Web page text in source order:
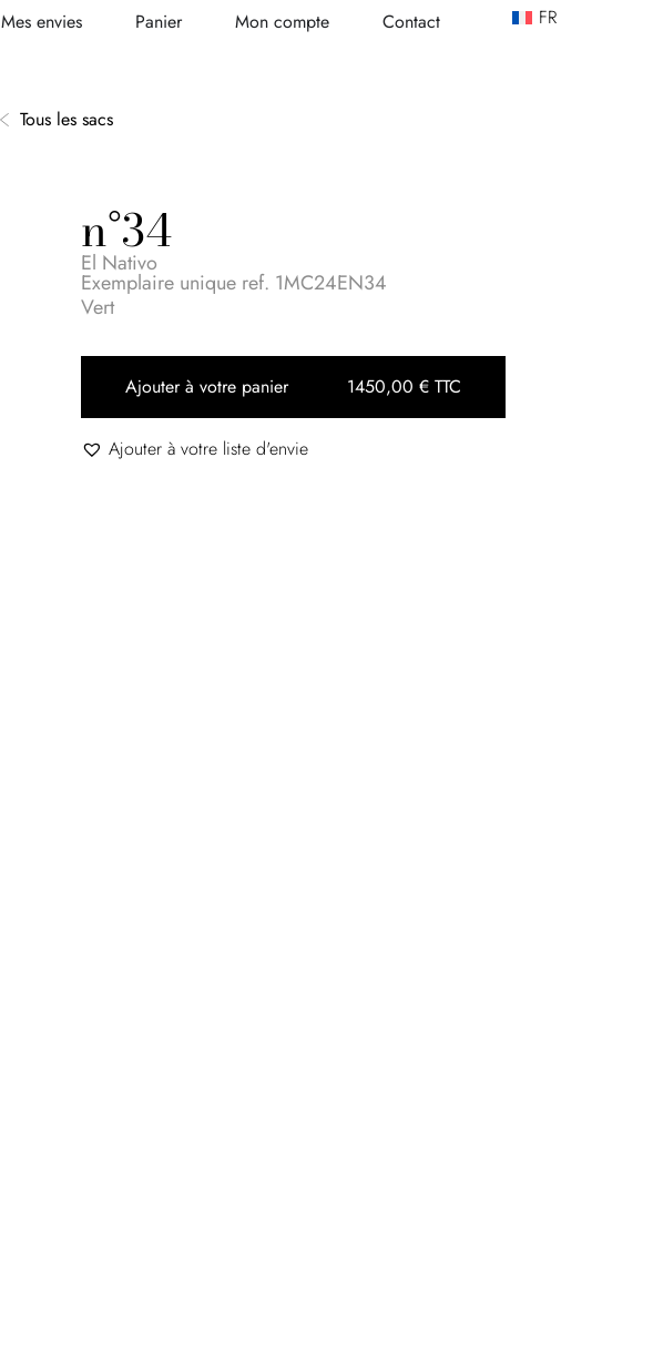
Mes envies Panier Mon compte Contact FR
Tous les sacs
n°34
El Nativo
Exemplaire unique ref. 1MC24EN34
Vert
Ajouter à votre panier 1450,00€ TTC
Ajouter à votre liste d'envie